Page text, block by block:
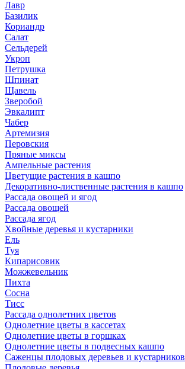
Лавр
Базилик
Кориандр
Салат
Сельдерей
Укроп
Петрушка
Шпинат
Щавель
Зверобой
Эвкалипт
Чабер
Артемизия
Перовския
Пряные миксы
Ампельные растения
Цветущие растения в кашпо
Декоративно-лиственные растения в кашпо
Рассада овощей и ягод
Рассада овощей
Рассада ягод
Хвойные деревья и кустарники
Ель
Туя
Кипарисовик
Можжевельник
Пихта
Сосна
Тисc
Рассада однолетних цветов
Однолетние цветы в кассетах
Однолетние цветы в горшках
Однолетние цветы в подвесных кашпо
Саженцы плодовых деревьев и кустарников